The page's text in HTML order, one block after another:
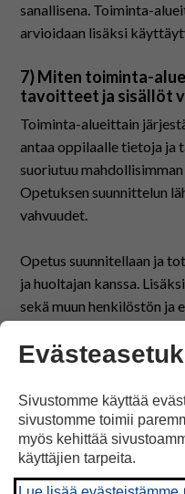
sanallisena. Toiminta-
arvioidaan lisäksi
7) Miten toiminta-
tavoitteet ja sisällöt
Toiminta-alueittain
antaa oppilaalle tietoja ja
suoriutuu
Opetuksen suunnittelun
vahvuudet.
Opetus suunnitellaan ja
ja huoltajan kanssa.
sekä muun henkilöstön ja
Sivustomme käyttää
sivustomme toimii
myös kehittää
käyttäjien tarpeita.